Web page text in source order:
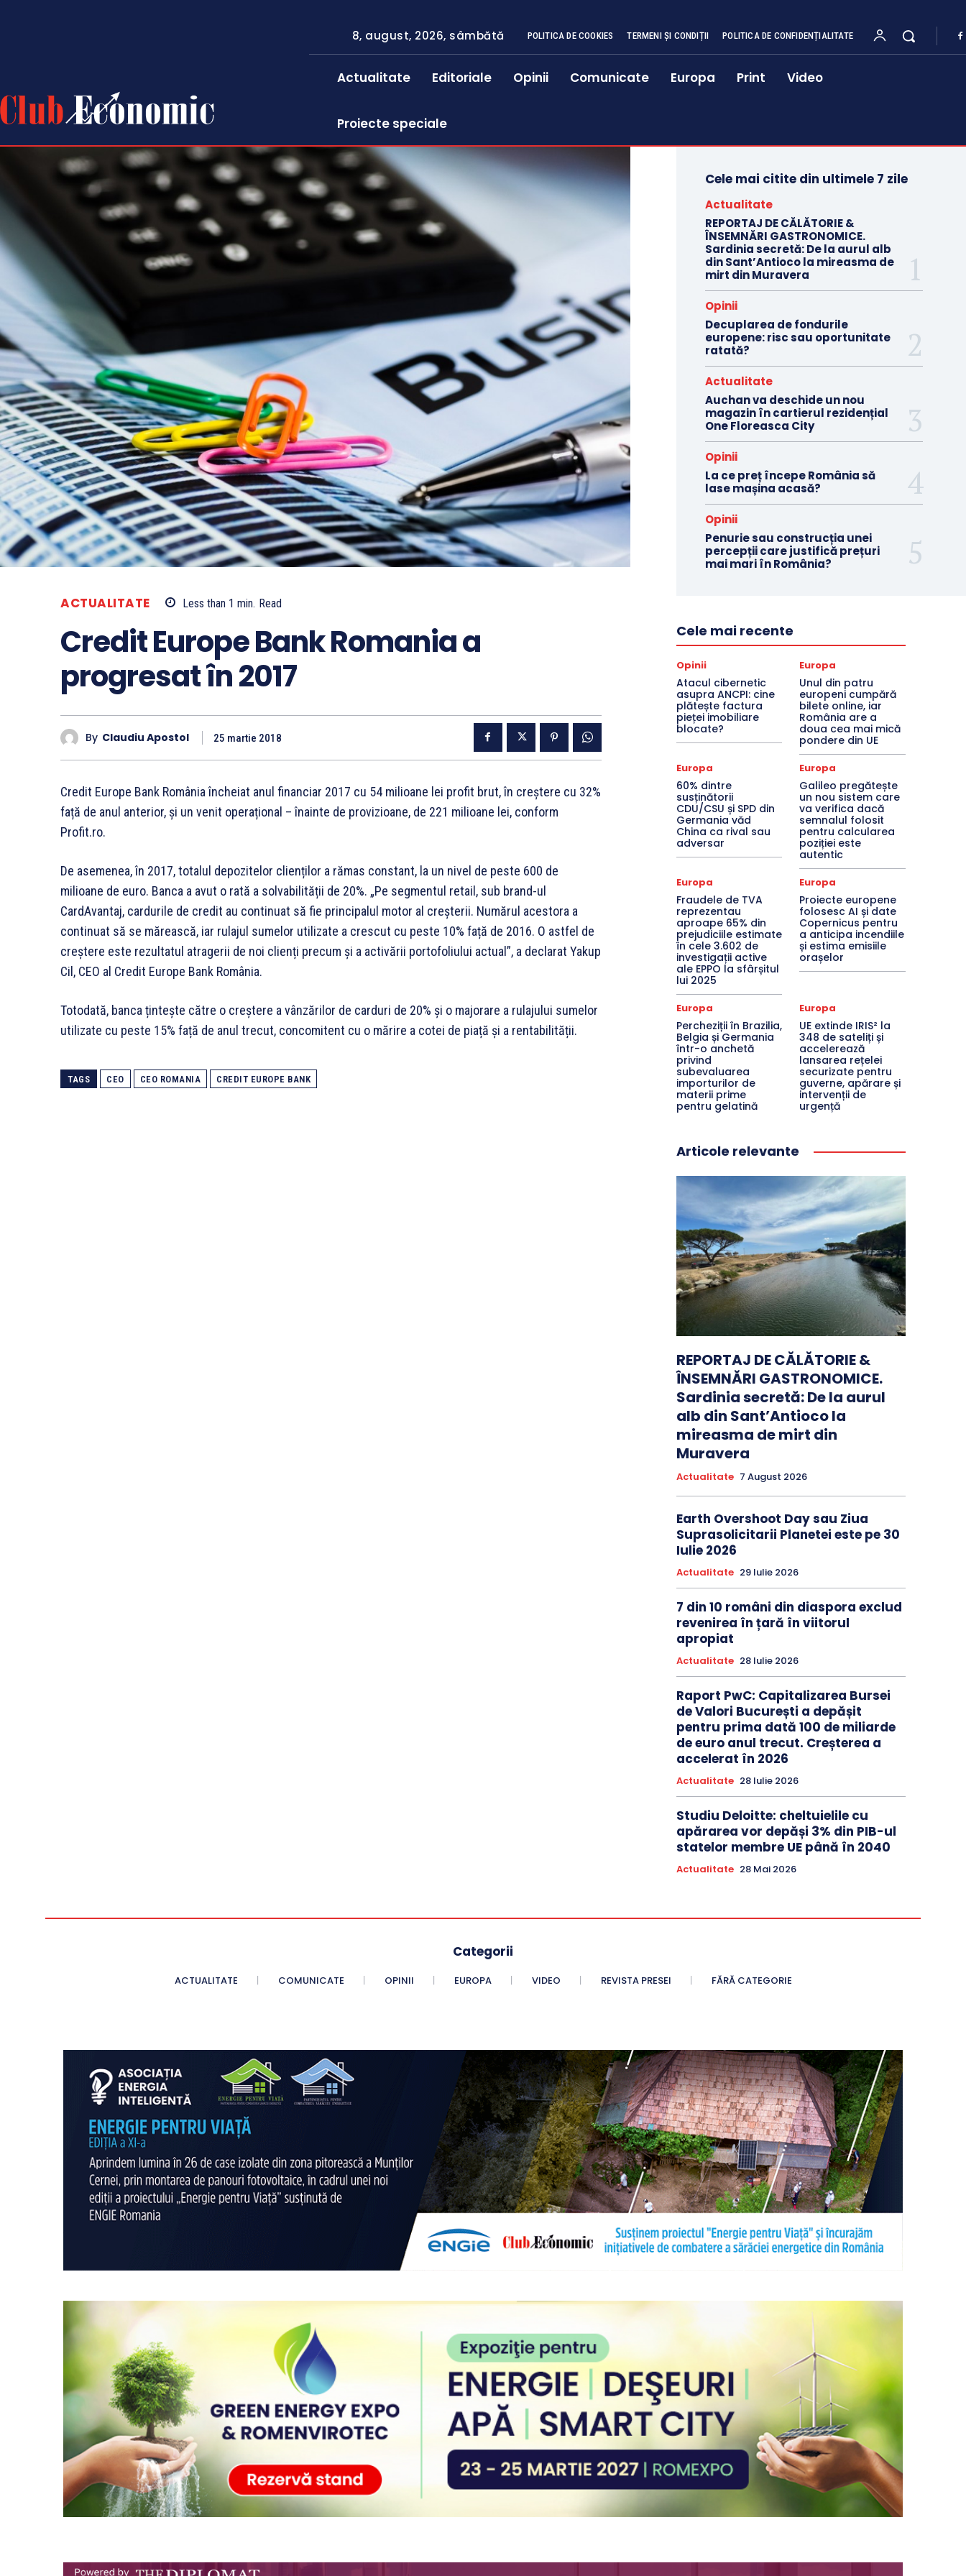
8, august, 2026, sâmbătă POLITICA DE COOKIES TERMENI ȘI CONDIȚII POLITICA DE CONFIDENȚIALITATE
Actualitate Editoriale Opinii Comunicate Europa Print Video
Proiecte speciale
ACTUALITATE Less than 1 min. Read
Credit Europe Bank Romania a
progresat în 2017
By Claudiu Apostol 25 martie 2018
Credit Europe Bank România încheiat anul financiar 2017 cu 54 milioane lei profit brut, în creștere cu 32%
față de anul anterior, și un venit operațional – înainte de provizioane, de 221 milioane lei, conform
Profit.ro.
De asemenea, în 2017, totalul depozitelor clienților a rămas constant, la un nivel de peste 600 de
milioane de euro. Banca a avut o rată a solvabilității de 20%. „Pe segmentul retail, sub brand-ul
CardAvantaj, cardurile de credit au continuat să fie principalul motor al creșterii. Numărul acestora a
continuat să se mărească, iar rulajul sumelor utilizate a crescut cu peste 10% față de 2016. O astfel de
creștere este rezultatul atragerii de noi clienți precum și a activării portofoliului actual”, a declarat Yakup
Cil, CEO al Credit Europe Bank România.
Totodată, banca țintește către o creștere a vânzărilor de carduri de 20% și o majorare a rulajului sumelor
utilizate cu peste 15% față de anul trecut, concomitent cu o mărire a cotei de piață și a rentabilității.
TAGS CEO CEO ROMANIA CREDIT EUROPE BANK
Cele mai citite din ultimele 7 zile
Actualitate
REPORTAJ DE CĂLĂTORIE &
ÎNSEMNĂRI GASTRONOMICE.
Sardinia secretă: De la aurul alb
din Sant’Antioco la mireasma de
mirt din Muravera
Opinii
Decuplarea de fondurile
europene: risc sau oportunitate
ratată?
Actualitate
Auchan va deschide un nou
magazin în cartierul rezidențial
One Floreasca City
Opinii
La ce preț începe România să
lase mașina acasă?
Opinii
Penurie sau construcția unei
percepții care justifică prețuri
mai mari în România?
Cele mai recente
Opinii
Atacul cibernetic
asupra ANCPI: cine
plătește factura
pieței imobiliare
blocate?
Europa
Unul din patru
europeni cumpără
bilete online, iar
România are a
doua cea mai mică
pondere din UE
Europa
60% dintre
susținătorii
CDU/CSU și SPD din
Germania văd
China ca rival sau
adversar
Europa
Galileo pregătește
un nou sistem care
va verifica dacă
semnalul folosit
pentru calcularea
poziției este
autentic
Europa
Fraudele de TVA
reprezentau
aproape 65% din
prejudiciile estimate
în cele 3.602 de
investigații active
ale EPPO la sfârșitul
lui 2025
Europa
Proiecte europene
folosesc AI și date
Copernicus pentru
a anticipa incendiile
și estima emisiile
orașelor
Europa
Percheziții în Brazilia,
Belgia și Germania
într-o anchetă
privind
subevaluarea
importurilor de
materii prime
pentru gelatină
Europa
UE extinde IRIS² la
348 de sateliți și
accelerează
lansarea rețelei
securizate pentru
guverne, apărare și
intervenții de
urgență
Articole relevante
REPORTAJ DE CĂLĂTORIE &
ÎNSEMNĂRI GASTRONOMICE.
Sardinia secretă: De la aurul
alb din Sant’Antioco la
mireasma de mirt din
Muravera
Actualitate 7 August 2026
Earth Overshoot Day sau Ziua
Suprasolicitarii Planetei este pe 30
Iulie 2026
Actualitate 29 Iulie 2026
7 din 10 români din diaspora exclud
revenirea în țară în viitorul
apropiat
Actualitate 28 Iulie 2026
Raport PwC: Capitalizarea Bursei
de Valori București a depășit
pentru prima dată 100 de miliarde
de euro anul trecut. Creșterea a
accelerat în 2026
Actualitate 28 Iulie 2026
Studiu Deloitte: cheltuielile cu
apărarea vor depăși 3% din PIB-ul
statelor membre UE până în 2040
Actualitate 28 Mai 2026
Categorii
ACTUALITATE COMUNICATE OPINII EUROPA VIDEO REVISTA PRESEI FĂRĂ CATEGORIE